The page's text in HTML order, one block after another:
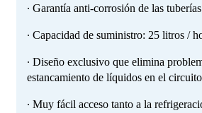
∙ Garantía anti-corrosión de las
∙ Capacidad de suministro: 25 litros /
∙ Diseño exclusivo que elimina
estancamiento de líquidos en el
∙ Muy fácil acceso tanto a la